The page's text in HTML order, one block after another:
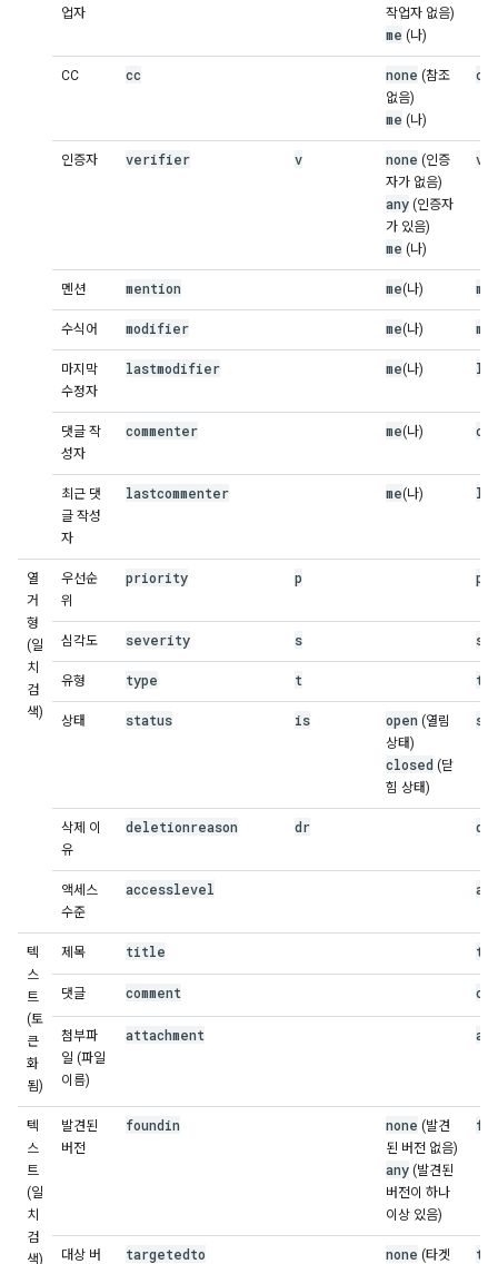
업자
작업자 없음)
me (나)
CC cc none (참조
없음)
me (나)
인증자 verifier v none (인증
자가 없음)
any (인증자
가 있음)
me (나)
멘션 mention me(나)
수식어 modifier me(나)
마지막
수정자
lastmodifier me(나)
댓글 작
성자
commenter me(나)
최근 댓
글 작성
자
lastcommenter me(나)
열
거
형
(일
치
검
색)
우선순
위
priority p
심각도 severity s
유형 type t
상태 status is open (열림
상태)
closed (닫
힘 상태)
삭제 이
유
deletionreason dr
액세스
수준
accesslevel
텍
스
트
(토
큰
화
됨)
제목 title
댓글 comment
첨부파
일 (파일
이름)
attachment
텍
스
트
(일
치
검
색)
발견된
버전
foundin none (발견
된 버전 없음)
any (발견된
버전이 하나
이상 있음)
대상 버 targetedto none (타겟